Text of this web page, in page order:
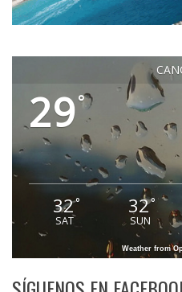
29°
32°
SAT
32°
SUN
Weather from